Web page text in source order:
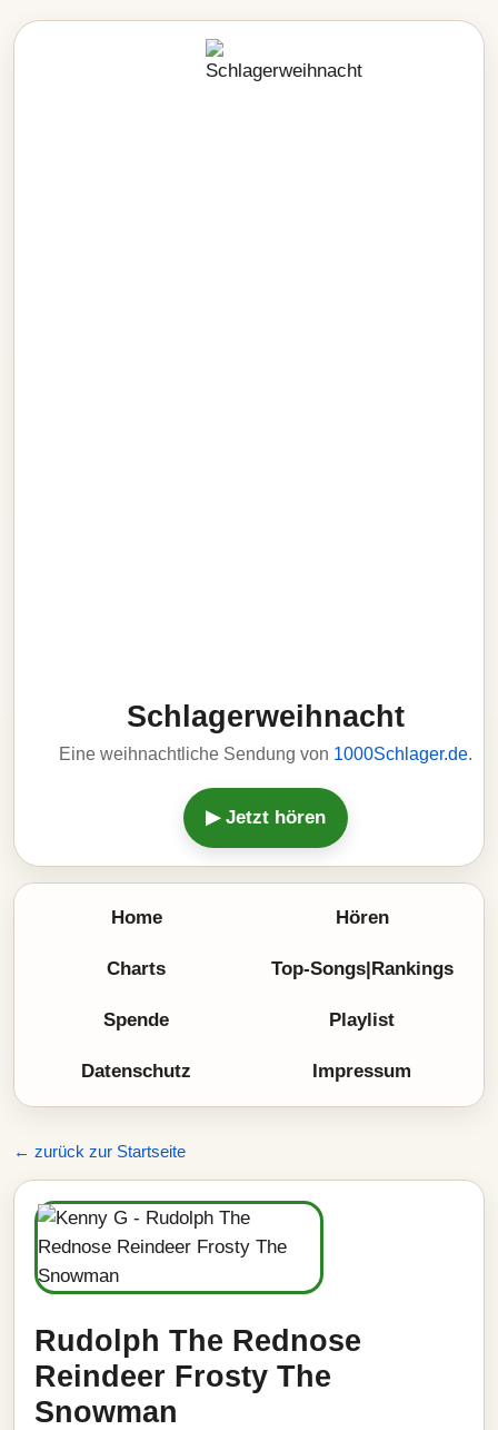
Schlagerweihnacht
Eine weihnachtliche Sendung von 1000Schlager.de.
▶ Jetzt hören
Home Hören
Charts Top-Songs|Rankings
Spende Playlist
Datenschutz Impressum
← zurück zur Startseite
Rudolph The Rednose
Reindeer Frosty The
Snowman